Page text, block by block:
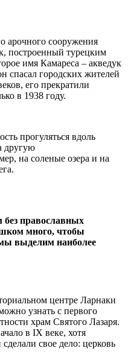
арочного сооружения
построенный турецким
имя Камареса – акведук
спасал городских жителей
его прекратили
в 1938 году.
прогуляться вдоль
другую
на соленые озера и на
православных
много, чтобы
выделим наиболее
центре Ларнаки
узнать с первого
храм Святого Лазаря.
в IX веке, хотя
свое дело: церковь